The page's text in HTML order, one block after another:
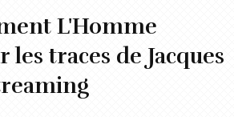
L'Homme
les traces de Jacques